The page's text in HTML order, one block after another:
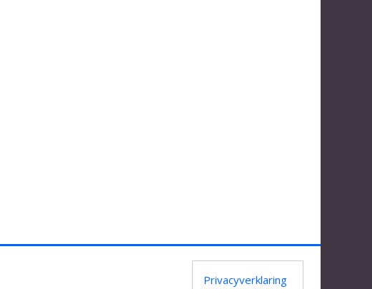
Privacyverklaring